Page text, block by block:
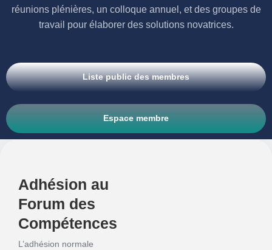
réunions plénières, un colloque annuel, et des groupes de
travail pour élaborer des solutions novatrices.
Liste public des membres
Espace membre
Adhésion au
Forum des
Compétences
L’adhésion normale